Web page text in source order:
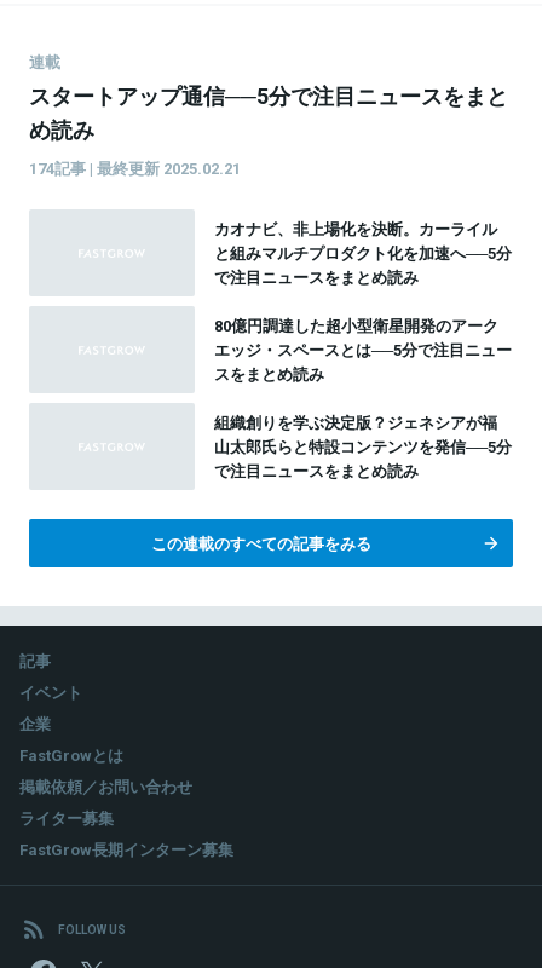
連載
スタートアップ通信──5分で注目ニュースをまと
め読み
174記事 | 最終更新 2025.02.21
カオナビ、非上場化を決断。カーライル
と組みマルチプロダクト化を加速へ──5分
で注目ニュースをまとめ読み
80億円調達した超小型衛星開発のアーク
エッジ・スペースとは──5分で注目ニュー
スをまとめ読み
組織創りを学ぶ決定版？ジェネシアが福
山太郎氏らと特設コンテンツを発信──5分
で注目ニュースをまとめ読み
この連載のすべての記事をみる
記事
イベント
企業
FastGrowとは
掲載依頼／お問い合わせ
ライター募集
FastGrow長期インターン募集
FOLLOW US